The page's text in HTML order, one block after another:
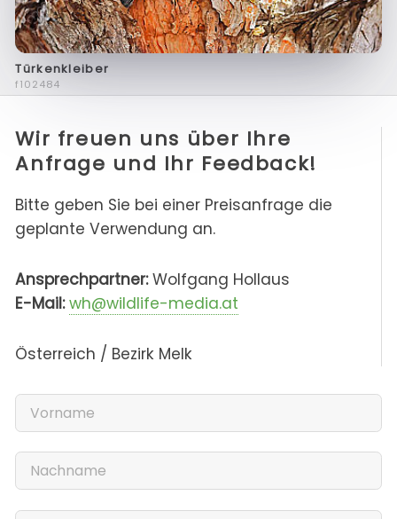
Türkenkleiber
f102484
Wir freuen uns über Ihre
Anfrage und Ihr Feedback!
Bitte geben Sie bei einer Preisanfrage die
geplante Verwendung an.
Ansprechpartner:Wolfgang Hollaus
E-Mail: wh@wildlife-media.at
Österreich / Bezirk Melk